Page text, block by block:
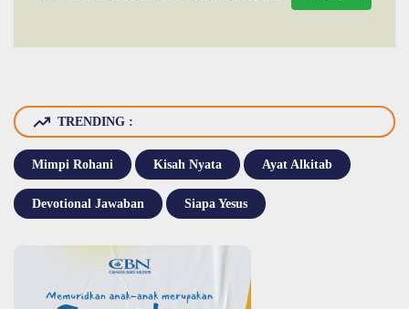
TRENDING :
Mimpi Rohani Kisah Nyata Ayat Alkitab
Devotional Jawaban Siapa Yesus